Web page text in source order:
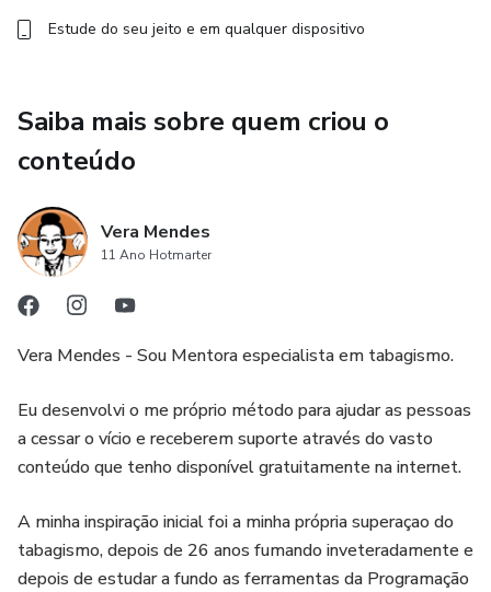
O PARE DE FUMAR RÁPIDO é o único produto da
decorrer desses quase 18 anos e baseado na prática real
com fumantes de todos os tipos. Com este Protocolo,
definitivamente!
✨ O que você vai encontrar:
✅ Acolhimento de quem já passou por tudo isso ❤️
✅ Um protocolo que age nas suas crenças e padrões
mentais 🧠
✅ Vídeo aulas com técnicas simples (nada de fórmulas
mágicas ❌🔮)
✅ A Comunidade Sigamos Livres | Master (para
compartilhamento e apoio)
Estude do seu jeito e em qualquer dispositivo
Saiba mais sobre quem criou o
conteúdo
Vera Mendes
11 Ano Hotmarter
Vera Mendes - Sou Mentora especialista em tabagismo.
Eu desenvolvi o me próprio método para ajudar as pessoas
a cessar o vício e receberem suporte através do vasto
conteúdo que tenho disponível gratuitamente na internet.
A minha inspiração inicial foi a minha própria superaçao do
tabagismo, depois de 26 anos fumando inveteradamente e
depois de estudar a fundo as ferramentas da Programação